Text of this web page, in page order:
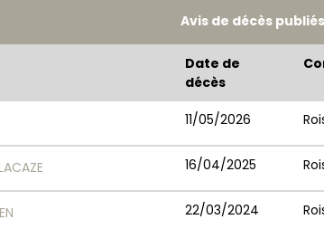
Avis de décès publiés
Date de
décès
11/05/2026
16/04/2025
22/03/2024